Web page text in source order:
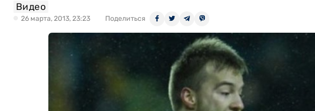
Видео
26 марта, 2013, 23:23 Поделиться